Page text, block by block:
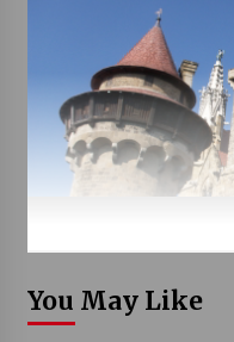
You May Like